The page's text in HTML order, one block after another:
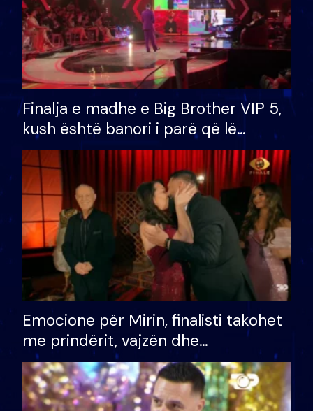
Finalja e madhe e Big Brother VIP 5,
kush është banori i parë që lë
shtëpinë dhe humb mundësinë për
të fituar çmimin e madh
Emocione për Mirin, finalisti takohet
me prindërit, vajzën dhe
bashkëshorten: S’kemi ndonjë letër
divorci apo jo?